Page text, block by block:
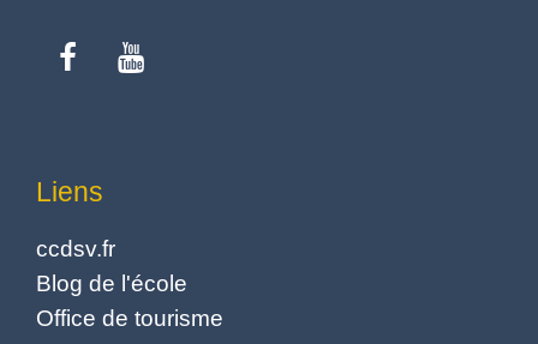
Liens
ccdsv.fr
Blog de l'école
Office de tourisme